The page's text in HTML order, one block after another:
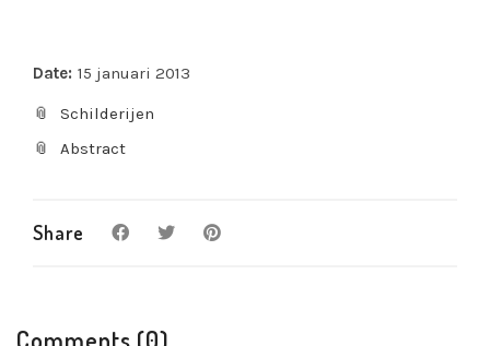
Date: 15 januari 2013
Schilderijen
Abstract
Share
Comments (0)